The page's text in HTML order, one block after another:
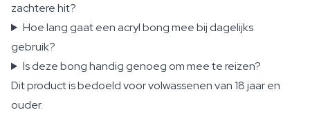
zachtere hit?
Hoe lang gaat een acryl bong mee bij dagelijks
gebruik?
Is deze bong handig genoeg om mee te reizen?
Dit product is bedoeld voor volwassenen van 18 jaar en
ouder.